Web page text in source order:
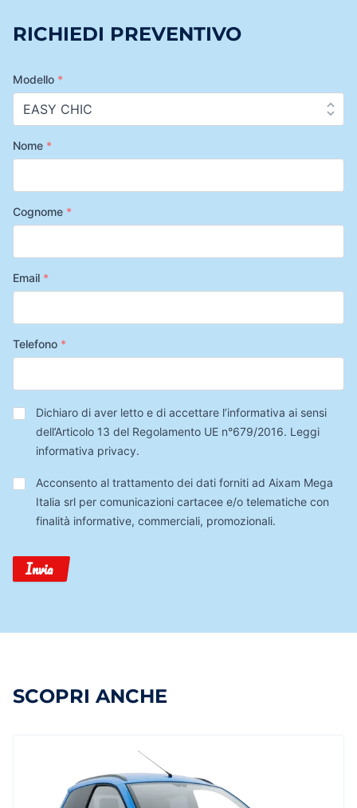
RICHIEDI PREVENTIVO
Modello *
Nome *
Cognome *
Email *
Telefono *
Privacy*
Dichiaro di aver letto e di accettare l’informativa ai sensi
dell’Articolo 13 del Regolamento UE n°679/2016. Leggi
informativa privacy.
Trattamento
Dati
Acconsento al trattamento dei dati forniti ad Aixam Mega
Italia srl per comunicazioni cartacee e/o telematiche con
finalità informative, commerciali, promozionali.
Invia
SCOPRI ANCHE